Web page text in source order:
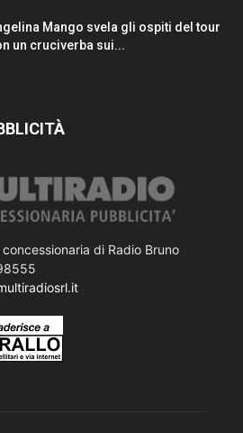
Mango svela gli ospiti del tour
un cruciverba sui...
di Radio Bruno